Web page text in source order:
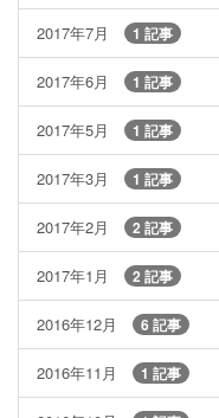
2017年7月 1 記事
2017年6月 1 記事
2017年5月 1 記事
2017年3月 1 記事
2017年2月 2 記事
2017年1月 2 記事
2016年12月 6 記事
2016年11月 1 記事